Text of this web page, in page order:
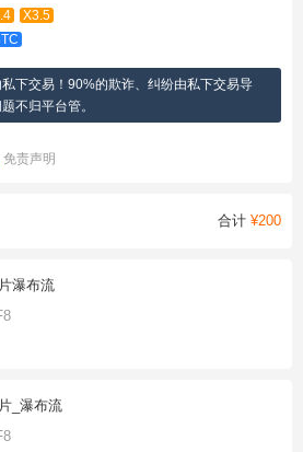
X3.5
下交易！90%的欺诈、纠纷由私下交易导
不归平台管。
免责声明
合计 ¥200
瀑布流
_瀑布流